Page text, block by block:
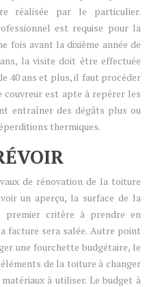
réalisée par le particulier.
est requise pour la
fois avant la dixième année de
la visite doit être effectuée
40 ans et plus, il faut procéder
couvreur est apte à repérer les
entraîner des dégâts plus ou
thermiques.
de rénovation de la toiture
un aperçu, la surface de la
premier critère à prendre en
facture sera salée. Autre point
une fourchette budgétaire, le
de la toiture à changer
à utiliser. Le budget à